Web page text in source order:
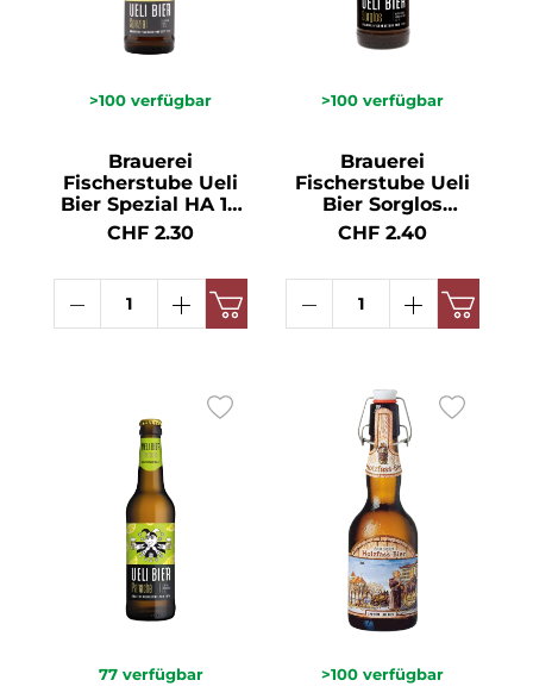
>100 verfügbar
Brauerei
Fischerstube Ueli
Bier Spezial HA 10
x MW 5° 33cl
CHF 2.30
>100 verfügbar
Brauerei
Fischerstube Ueli
Bier Sorglos
Alkoholfrei HA 24x
MW 0.5° 33cl
CHF 2.40
77 verfügbar >100 verfügbar